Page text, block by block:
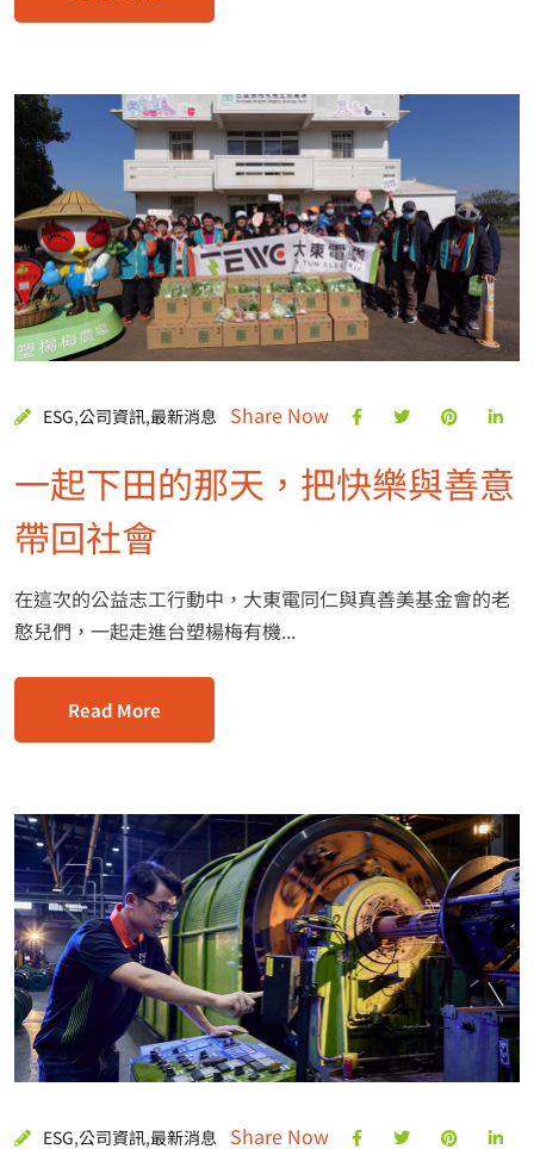
ESG,公司資訊,最新消息 Share Now
一起下田的那天，把快樂與善意
帶回社會
在這次的公益志工行動中，大東電同仁與真善美基金會的老
憨兒們，一起走進台塑楊梅有機...
Read More
ESG,公司資訊,最新消息 Share Now